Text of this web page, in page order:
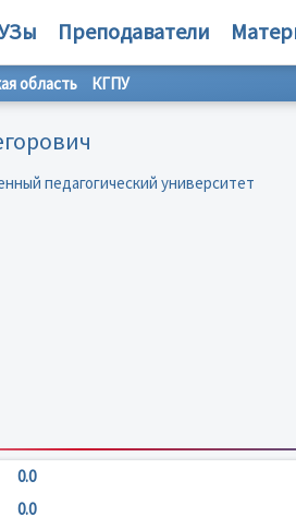
Преподаватели
область КГПУ
педагогический университет
0.0
0.0